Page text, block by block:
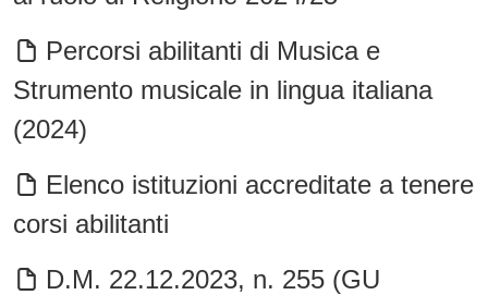
Percorsi abilitanti di Musica e
Strumento musicale in lingua italiana
(2024)
Elenco istituzioni accreditate a tenere
corsi abilitanti
D.M. 22.12.2023, n. 255 (GU